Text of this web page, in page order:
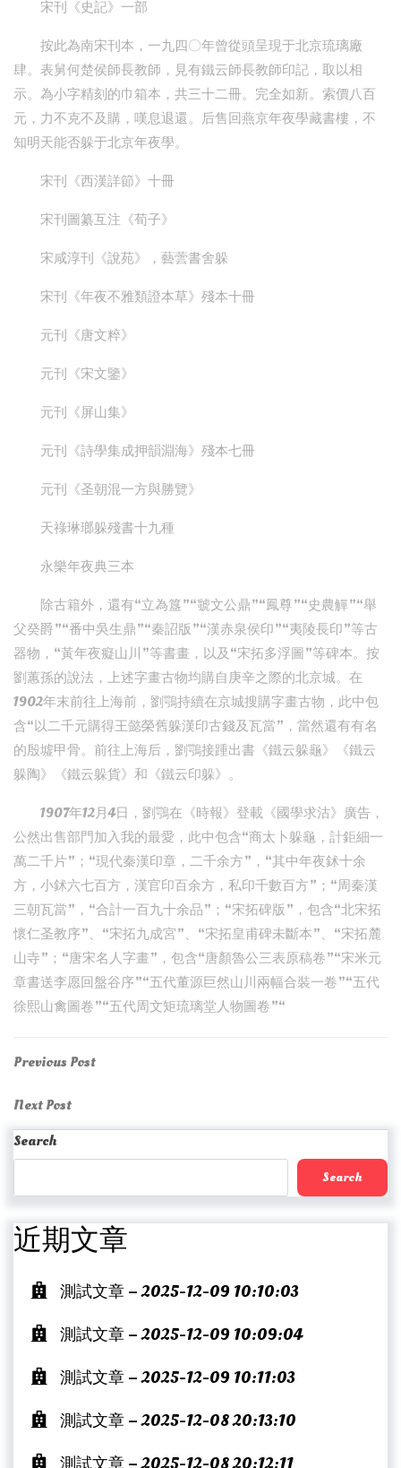
宋刊《史記》一部
按此為南宋刊本，一九四〇年曾從頭呈現于北京琉璃廠
肆。表舅何楚侯師長教師，見有鐵云師長教師印記，取以相
示。為小字精刻的巾箱本，共三十二冊。完全如新。索價八百
元，力不克不及購，嘆息退還。后售回燕京年夜學藏書樓，不
知明天能否躲于北京年夜學。
宋刊《西漢詳節》十冊
宋刊圖纂互注《荀子》
宋咸淳刊《說苑》，藝蕓書舍躲
宋刊《年夜不雅類證本草》殘本十冊
元刊《唐文粹》
元刊《宋文鑒》
元刊《屏山集》
元刊《詩學集成押韻淵海》殘本七冊
元刊《圣朝混一方與勝覽》
天祿琳瑯躲殘書十九種
永樂年夜典三本
除古籍外，還有“立為簋”“虢文公鼎”“鳳尊”“史農觶”“舉
父癸爵”“番中吳生鼎”“秦詔版”“漢赤泉侯印”“夷陵長印”等古
器物，“黃年夜癡山川”等書畫，以及“宋拓多浮圖”等碑本。按
劉蕙孫的說法，上述字畫古物均購自庚辛之際的北京城。在
1902年末前往上海前，劉鶚持續在京城搜購字畫古物，此中包
含“以二千元購得王懿榮舊躲漢印古錢及瓦當”，當然還有有名
的殷墟甲骨。前往上海后，劉鶚接踵出書《鐵云躲龜》《鐵云
躲陶》《鐵云躲貨》和《鐵云印躲》。
1907年12月4日，劉鶚在《時報》登載《國學求沽》廣告，
公然出售部門加入我的最愛，此中包含“商太卜躲龜，計鉅細一
萬二千片”；“現代秦漢印章，二千余方”，“其中年夜鉥十余
方，小鉥六七百方，漢官印百余方，私印千數百方”；“周秦漢
三朝瓦當”，“合計一百九十余品”；“宋拓碑版”，包含“北宋拓
懷仁圣教序”、“宋拓九成宮”、“宋拓皇甫碑未斷本”、“宋拓麓
山寺”；“唐宋名人字畫”，包含“唐顏魯公三表原稿卷”“宋米元
章書送李愿回盤谷序”“五代董源巨然山川兩幅合裝一卷”“五代
徐熙山禽圖卷”“五代周文矩琉璃堂人物圖卷”“
Post
navigation
Previous
Previous Post
Next
Post
Next Post
Search
Search
近期文章
測試文章 – 2025-12-09 10:10:03
測試文章 – 2025-12-09 10:09:04
測試文章 – 2025-12-09 10:11:03
測試文章 – 2025-12-08 20:13:10